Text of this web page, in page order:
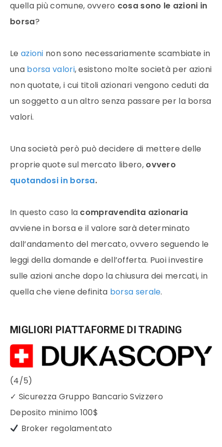
quella più comune, ovvero cosa sono le azioni in
borsa?
Le azioni non sono necessariamente scambiate in
una borsa valori, esistono molte società per azioni
non quotate, i cui titoli azionari vengono ceduti da
un soggetto a un altro senza passare per la borsa
valori.
Una società però può decidere di mettere delle
proprie quote sul mercato libero, ovvero
quotandosi in borsa.
In questo caso la compravendita azionaria
avviene in borsa e il valore sarà determinato
dall’andamento del mercato, ovvero seguendo le
leggi della domande e dell’offerta. Puoi investire
sulle azioni anche dopo la chiusura dei mercati, in
quella che viene definita borsa serale.
MIGLIORI PIATTAFORME DI TRADING
(4/5)
✓ Sicurezza Gruppo Bancario Svizzero
Deposito minimo 100$
Broker regolamentato